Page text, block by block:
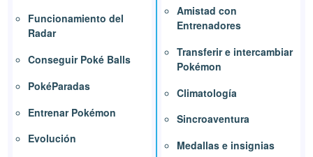
Funcionamiento del
Radar
Conseguir Poké Balls
PokéParadas
Entrenar Pokémon
Evolución
Amistad con
Entrenadores
Transferir e intercambiar
Pokémon
Climatología
Sincroaventura
Medallas e insignias